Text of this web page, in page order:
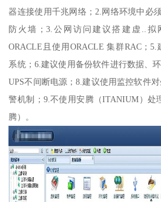
器连接使用千兆网络；2.网络环境中必
防火墙；3.公网访问建议搭建虚..拟
ORACLE且使用ORACLE 集群RAC；
系统；6.建议使用备份软件进行数据、
UPS不间断电源；8.建议使用监控软件
警机制；9.不使用安腾（ITANIUM）处
腾）。